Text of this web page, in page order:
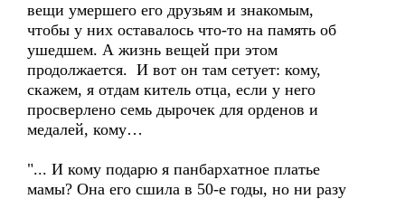
вещи умершего его друзьям и знакомым,
чтобы у них оставалось что-то на память об
ушедшем. А жизнь вещей при этом
продолжается. И вот он там сетует: кому,
скажем, я отдам китель отца, если у него
просверлено семь дырочек для орденов и
медалей, кому…
"... И кому подарю я панбархатное платье
мамы? Она его сшила в 50-е годы, но ни разу